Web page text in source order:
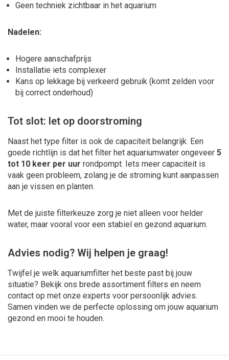
Geen techniek zichtbaar in het aquarium
Nadelen:
Hogere aanschafprijs
Installatie iets complexer
Kans op lekkage bij verkeerd gebruik (komt zelden voor
bij correct onderhoud)
Tot slot: let op doorstroming
Naast het type filter is ook de capaciteit belangrijk. Een
goede richtlijn is dat het filter het aquariumwater ongeveer 5
tot 10 keer per uur rondpompt. Iets meer capaciteit is
vaak geen probleem, zolang je de stroming kunt aanpassen
aan je vissen en planten.
Met de juiste filterkeuze zorg je niet alleen voor helder
water, maar vooral voor een stabiel en gezond aquarium.
Advies nodig? Wij helpen je graag!
Twijfel je welk aquariumfilter het beste past bij jouw
situatie? Bekijk ons brede assortiment filters en neem
contact op met onze experts voor persoonlijk advies.
Samen vinden we de perfecte oplossing om jouw aquarium
gezond en mooi te houden.